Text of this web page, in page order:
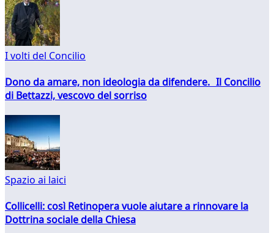
I volti del Concilio
Dono da amare, non ideologia da difendere. Il Concilio
di Bettazzi, vescovo del sorriso
Spazio ai laici
Collicelli: così Retinopera vuole aiutare a rinnovare la
Dottrina sociale della Chiesa